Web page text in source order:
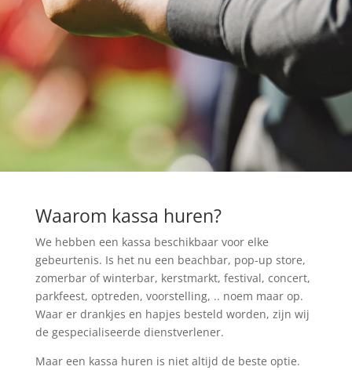
Waarom kassa huren?
We hebben een kassa beschikbaar voor elke
gebeurtenis. Is het nu een beachbar, pop-up store,
zomerbar of winterbar, kerstmarkt, festival, concert,
parkfeest, optreden, voorstelling, .. noem maar op.
Waar er drankjes en hapjes besteld worden, zijn wij
de gespecialiseerde dienstverlener.
Maar een kassa huren is niet altijd de beste optie.